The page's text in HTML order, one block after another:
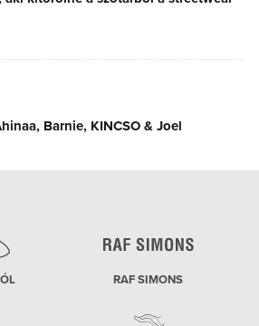
Barnie, KINCSO & Joel
RAF SIMONS